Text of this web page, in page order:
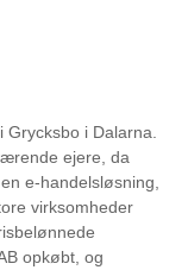
Grycksbo i Dalarna.
ejere, da
e-handelsløsning,
virksomheder
opkøbt, og